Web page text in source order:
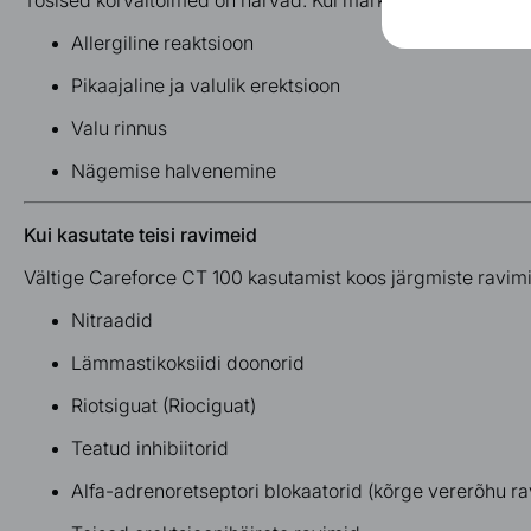
Allergiline reaktsioon
Pikaajaline ja valulik erektsioon
Valu rinnus
Nägemise halvenemine
Kui kasutate teisi ravimeid
Vältige Careforce CT 100 kasutamist koos järgmiste
Nitraadid
Lämmastikoksiidi doonorid
Riotsiguat (Riociguat)
Teatud inhibiitorid
Alfa-adrenoretseptori blokaatorid (kõrge vererõhu